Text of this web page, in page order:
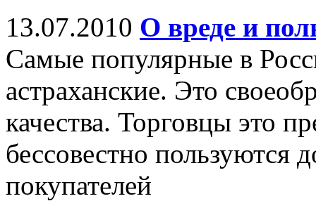
13.07.2010 О вреде и
Самые популярные в
астраханские. Это
качества. Торговцы это
бессовестно пользуются
покупателей